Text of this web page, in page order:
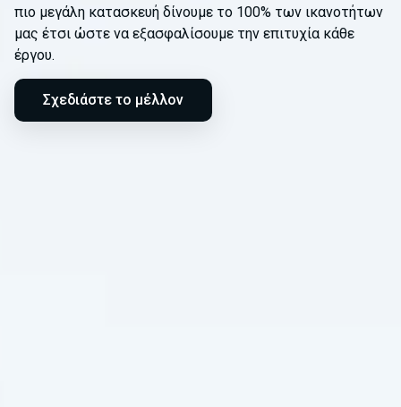
πιο μεγάλη κατασκευή δίνουμε το 100% των ικανοτήτων
μας έτσι ώστε να εξασφαλίσουμε την επιτυχία κάθε
έργου.
Σχεδιάστε το μέλλον